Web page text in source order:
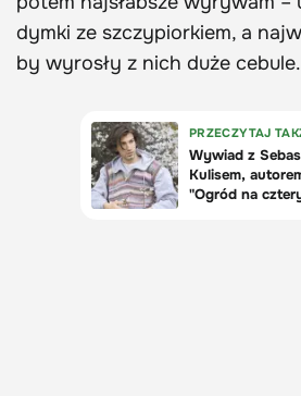
dymki ze szczypiorkiem, a
by wyrosły z nich duże cebule.